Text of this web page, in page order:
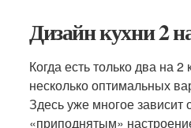
Дизайн кухни 2
Когда есть только два на
несколько оптимальных
Здесь уже многое зависит
«приподнятым»